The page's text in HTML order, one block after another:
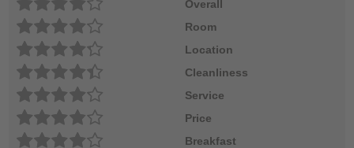
Overall
Room
Location
Cleanliness
Service
Price
Breakfast